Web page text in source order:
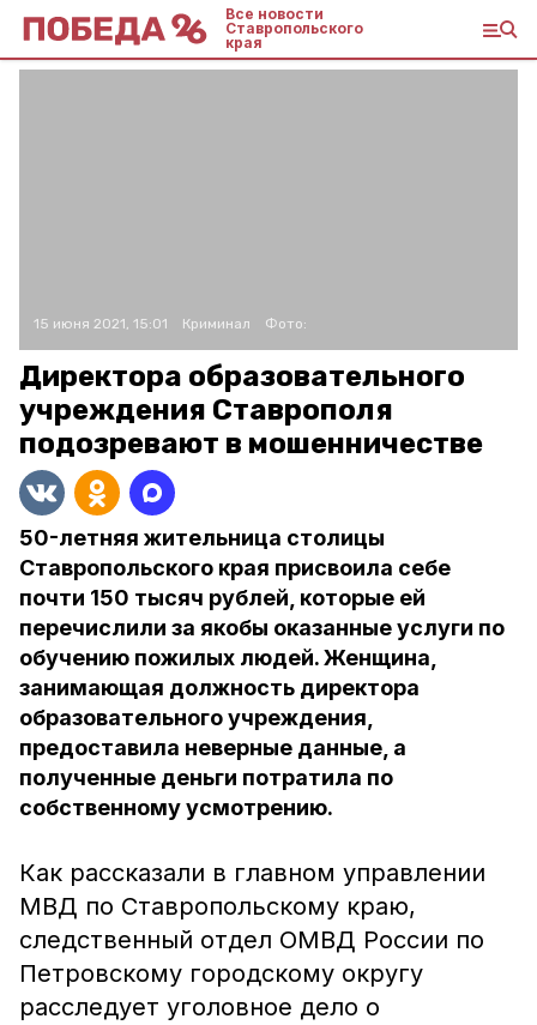
Все новости
Ставропольского
края
15 июня 2021, 15:01 Криминал Фото:
Директора образовательного
учреждения Ставрополя
подозревают в мошенничестве
50-летняя жительница столицы
Ставропольского края присвоила себе
почти 150 тысяч рублей, которые ей
перечислили за якобы оказанные услуги по
обучению пожилых людей. Женщина,
занимающая должность директора
образовательного учреждения,
предоставила неверные данные, а
полученные деньги потратила по
собственному усмотрению.
Как рассказали в главном управлении
МВД по Ставропольскому краю,
следственный отдел ОМВД России по
Петровскому городскому округу
расследует уголовное дело о